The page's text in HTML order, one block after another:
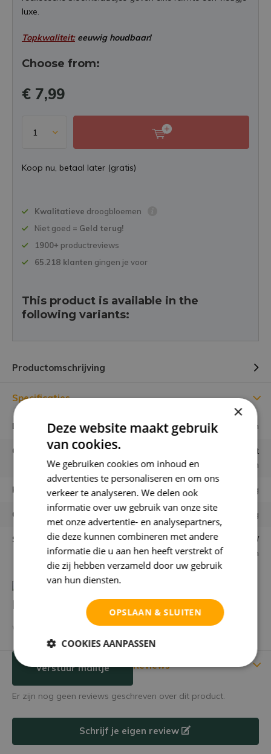
luxe.
Topkwaliteit:eeuwig houdbaar!
Choose from:
€ 7,99
Koop nu, betaal later (gratis)
Kwalitatieve droogbloemen
Niet goed = Geld terug!
1900+ productreviews
65.218 klanten gingen je voor
This product is available in the
following variants:
Productomschrijving
Specificaties
Lengte 37 cm
Gebruiken
Los in vaas of combineren met
andere bloemen
Houdbaarheid Eeuwig
Garantie niet goed = geld terug
Samenstelling bloemen
Zijden bloemen /
kunstbloemen
Heb je een vraag over dit product?
We helpen je graag met het vinden van het juiste product.
Verstuur mailtje Reviews
Er zijn nog geen reviews geschreven over dit product.
Schrijf je eigen review
×
Deze website maakt gebruik
van cookies.
We gebruiken cookies om inhoud en
advertenties te personaliseren en om ons
verkeer te analyseren. We delen ook
informatie over uw gebruik van onze site
met onze advertentie- en analysepartners,
die deze kunnen combineren met andere
informatie die u aan hen heeft verstrekt of
die zij hebben verzameld door uw gebruik
van hun diensten.
OPSLAAN & SLUITEN
COOKIES AANPASSEN